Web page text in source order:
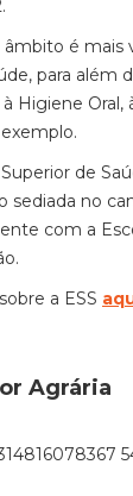
é mais
para além
Higiene Oral,
de
sediada no
com a
a ESS
Agrária